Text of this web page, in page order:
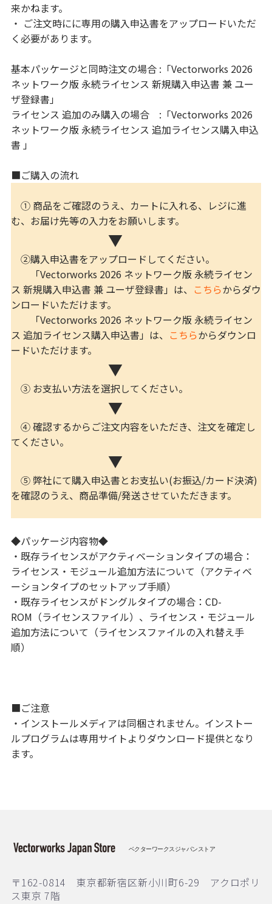
来かねます。
・ ご注文時にに専用の購入申込書をアップロードいただ
く必要があります。
基本パッケージと同時注文の場合 :「Vectorworks 2026
ネットワーク版 永続ライセンス 新規購入申込書 兼 ユー
ザ登録書」
ライセンス 追加のみ購入の場合 :「Vectorworks 2026
ネットワーク版 永続ライセンス 追加ライセンス購入申込
書 」
■ご購入の流れ
① 商品をご確認のうえ、カートに入れる、レジに進
む、お届け先等の入力をお願いします。
▼
②購入申込書をアップロードしてください。
「Vectorworks 2026 ネットワーク版 永続ライセン
ス 新規購入申込書 兼 ユーザ登録書」は、 こちらからダウ
ンロードいただけます。
「Vectorworks 2026 ネットワーク版 永続ライセン
ス 追加ライセンス購入申込書」は、 こちらからダウンロ
ードいただけます。
▼
③ お支払い方法を選択してください。
▼
④ 確認するからご注文内容をいただき、注文を確定し
てください。
▼
⑤ 弊社にて購入申込書とお支払い(お振込/カード決済)
を確認のうえ、商品準備/発送させていただきます。
◆パッケージ内容物◆
・既存ライセンスがアクティベーションタイプの場合：
ライセンス・モジュール追加方法について（アクティベ
ーションタイプのセットアップ手順）
・既存ライセンスがドングルタイプの場合：CD-
ROM（ライセンスファイル）、ライセンス・モジュール
追加方法について（ライセンスファイルの入れ替え手
順）
■ご注意
・インストールメディアは同梱されません。インストー
ルプログラムは専用サイトよりダウンロード提供となり
ます。
ベクターワークスジャパンストア
〒162-0814 東京都新宿区新小川町6-29 アクロポリ
ス東京 7階